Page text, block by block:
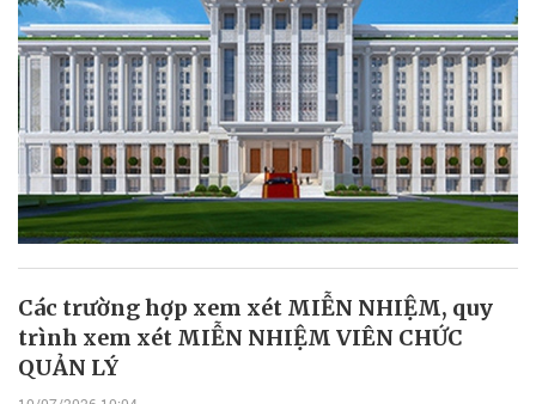
Các trường hợp xem xét MIỄN NHIỆM, quy
trình xem xét MIỄN NHIỆM VIÊN CHỨC
QUẢN LÝ